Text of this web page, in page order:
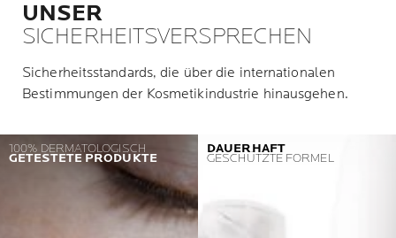
UNSER
SICHERHEITSVERSPRECHEN
Sicherheitsstandards, die über die internationalen
Bestimmungen der Kosmetikindustrie hinausgehen.
100% DERMATOLOGISCH
GETESTETE PRODUKTE
DAUERHAFT
GESCHÜTZTE FORMEL